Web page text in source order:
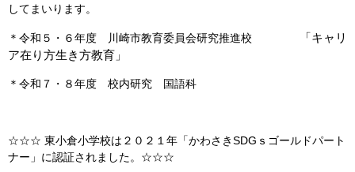
してまいります。
＊令和５・６年度 川崎市教育委員会研究推進校 「キャリ
ア在り方生き方教育」
＊令和７・８年度 校内研究 国語科
☆☆☆ 東小倉小学校は２０２１年「かわさきSDGｓゴールドパート
ナー」に認証されました。☆☆☆